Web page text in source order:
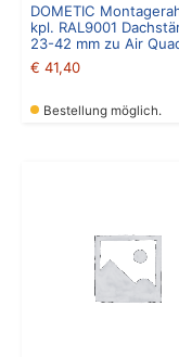
DOMETIC
kpl. RAL9001
23-42 mm zu Air
€ 41,40
Bestellung möglich.